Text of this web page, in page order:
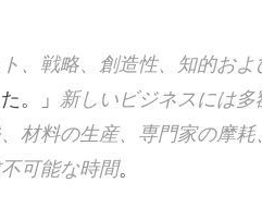
、戦略、創造性、知的およ
。」 新しいビジネスには多
材料の生産、専門家の摩
可能な時間。